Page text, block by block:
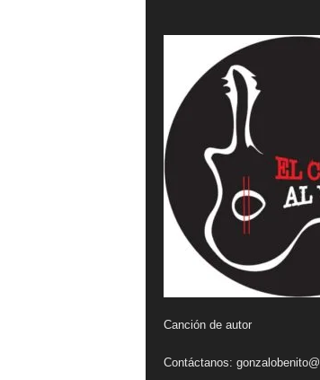
v
e
Canción de autor
Contáctanos: gonzalobenito@